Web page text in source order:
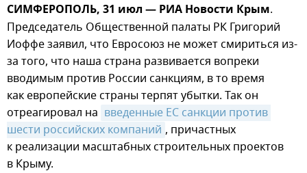
СИМФЕРОПОЛЬ, 31 июл — РИА Новости Крым.
Председатель Общественной палаты РК Григорий
Иоффе заявил, что Евросоюз не может смириться из-
за того, что наша страна развивается вопреки
вводимым против России санкциям, в то время
как европейские страны терпят убытки. Так он
отреагировал на введенные ЕС санкции против
шести российских компаний , причастных
к реализации масштабных строительных проектов
в Крыму.